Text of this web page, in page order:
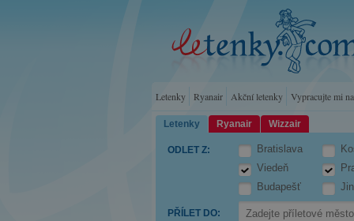
Letenky
Ryanair Akční letenky Vypracujte mi
Letenky Ryanair Wizzair
ODLET Z:
Bratislava
Viedeň
Budapešť
PŘÍLET DO: